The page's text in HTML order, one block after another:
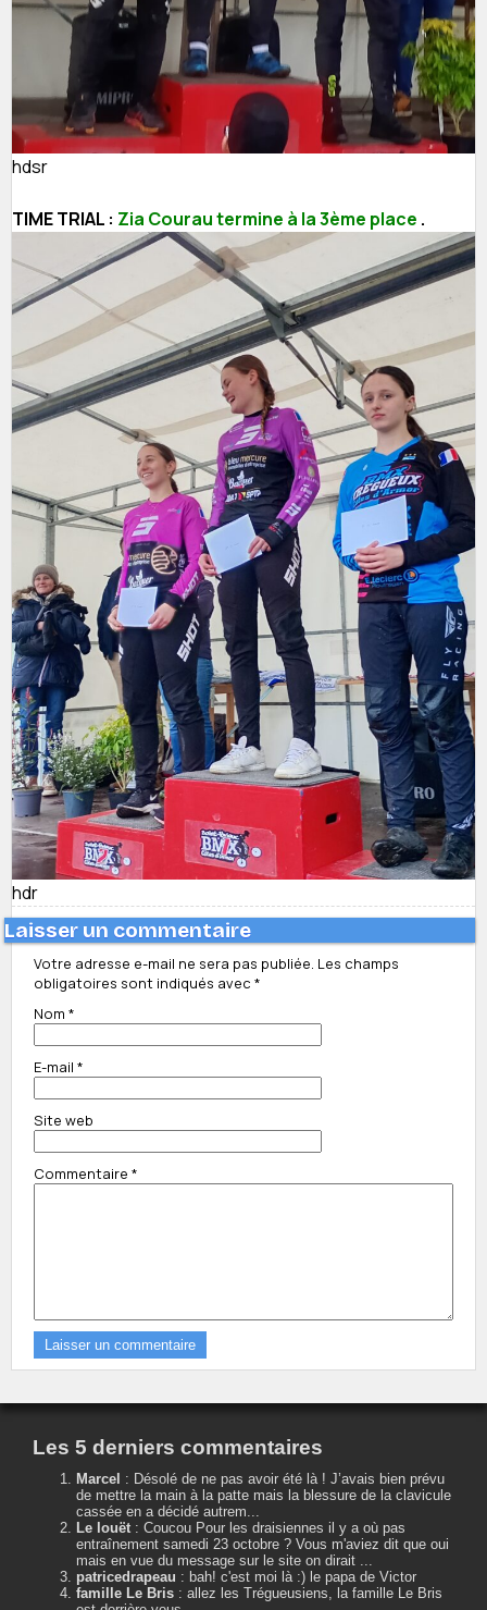
hdsr
TIME TRIAL : Zia Courau termine à la 3ème place .
hdr
Laisser un commentaire
Votre adresse e-mail ne sera pas publiée. Les champs
obligatoires sont indiqués avec *
Nom *
E-mail *
Site web
Commentaire *
Les 5 derniers commentaires
Marcel : Désolé de ne pas avoir été là ! J’avais bien prévu
de mettre la main à la patte mais la blessure de la clavicule
cassée en a décidé autrem...
Le louët : Coucou Pour les draisiennes il y a où pas
entraînement samedi 23 octobre ? Vous m'aviez dit que oui
mais en vue du message sur le site on dirait ...
patricedrapeau : bah! c'est moi là :) le papa de Victor
famille Le Bris : allez les Trégueusiens, la famille Le Bris